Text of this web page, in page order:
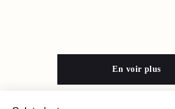
En voir plus